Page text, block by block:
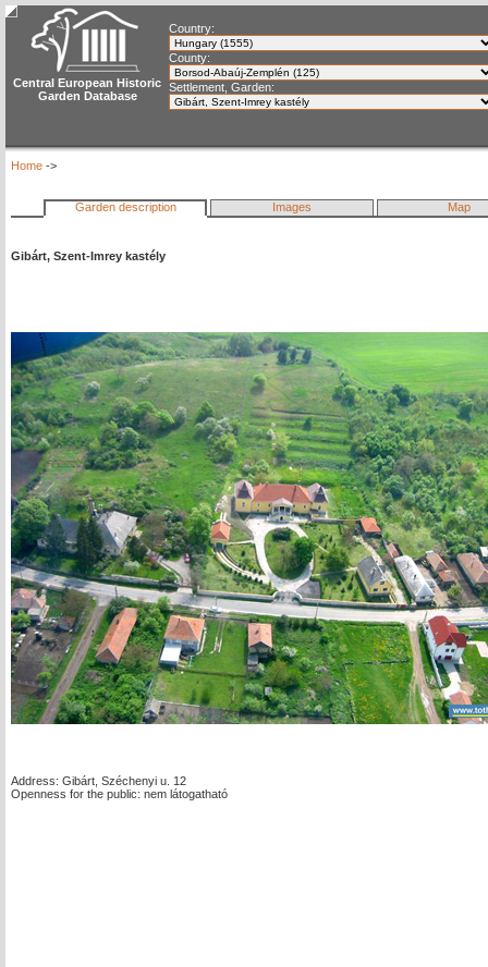
Central European Historic
Garden Database
Country:
County:
Settlement, Garden:
Home ->
Garden description Images Map
Gibárt, Szent-Imrey kastély
Address: Gibárt, Széchenyi u. 12
Openness for the public: nem látogatható